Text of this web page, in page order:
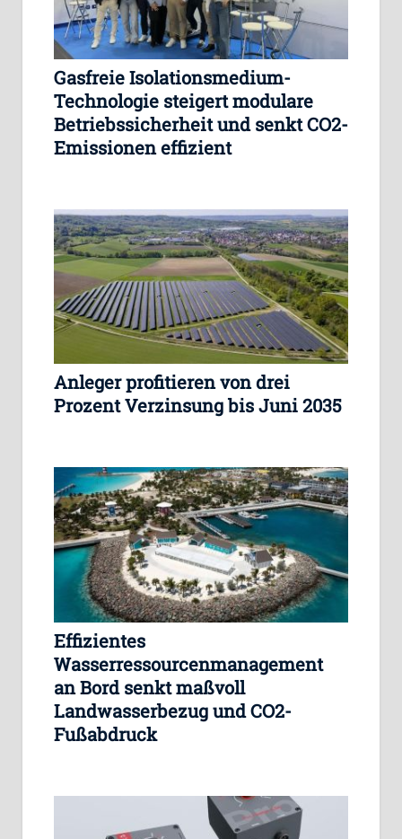
Gasfreie Isolationsmedium-
Technologie steigert modulare
Betriebssicherheit und senkt CO2-
Emissionen effizient
Anleger profitieren von drei
Prozent Verzinsung bis Juni 2035
Effizientes
Wasserressourcenmanagement
an Bord senkt maßvoll
Landwasserbezug und CO2-
Fußabdruck